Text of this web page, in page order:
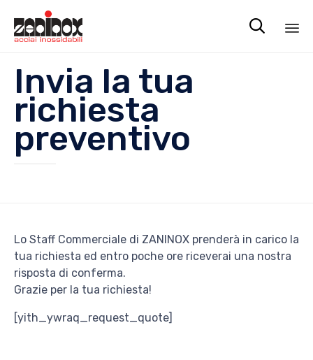

Invia la tua
richiesta
preventivo
Lo Staff Commerciale di ZANINOX prenderà in carico la
tua richiesta ed entro poche ore riceverai una nostra
risposta di conferma.
Grazie per la tua richiesta!
[yith_ywraq_request_quote]